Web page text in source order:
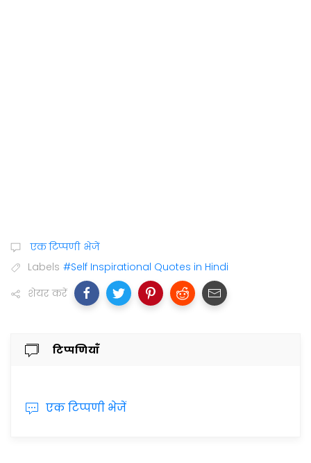
एक टिप्पणी भेजें
Labels #Self Inspirational Quotes in Hindi
शेयर करें
टिप्पणियाँ
एक टिप्पणी भेजें